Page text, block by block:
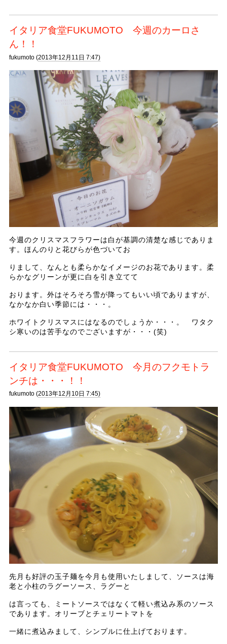
イタリア食堂FUKUMOTO 今週のカーロさ
ん！！
fukumoto (2013年12月11日 7:47)
今週のクリスマスフラワーは白が基調の清楚な感じでありま
す。ほんのりと花びらが色づいてお
りまして、なんとも柔らかなイメージのお花であります。柔
らかなグリーンが更に白を引き立てて
おります。外はそろそろ雪が降ってもいい頃でありますが、
なかなか白い季節には・・・。
ホワイトクリスマスにはなるのでしょうか・・・。 ワタク
シ寒いのは苦手なのでございますが・・・(笑)
イタリア食堂FUKUMOTO 今月のフクモトラ
ンチは・・・！！
fukumoto (2013年12月10日 7:45)
先月も好評の玉子麺を今月も使用いたしまして、ソースは海
老と小柱のラグーソース、ラグーと
は言っても、ミートソースではなくて軽い煮込み系のソース
であります。オリーブとチェリートマトを
一緒に煮込みまして、シンプルに仕上げております。